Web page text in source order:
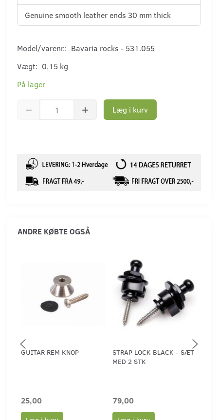
Genuine smooth leather ends 30 mm thick
Model/varenr.: Bavaria rocks - 531.055
Vægt: 0,15 kg
På lager
Læg i kurv
ANDRE KØBTE OGSÅ
GUITAR REM KNOP
25,00
STRAP LOCK BLACK - SÆT
MED 2 STK
79,00